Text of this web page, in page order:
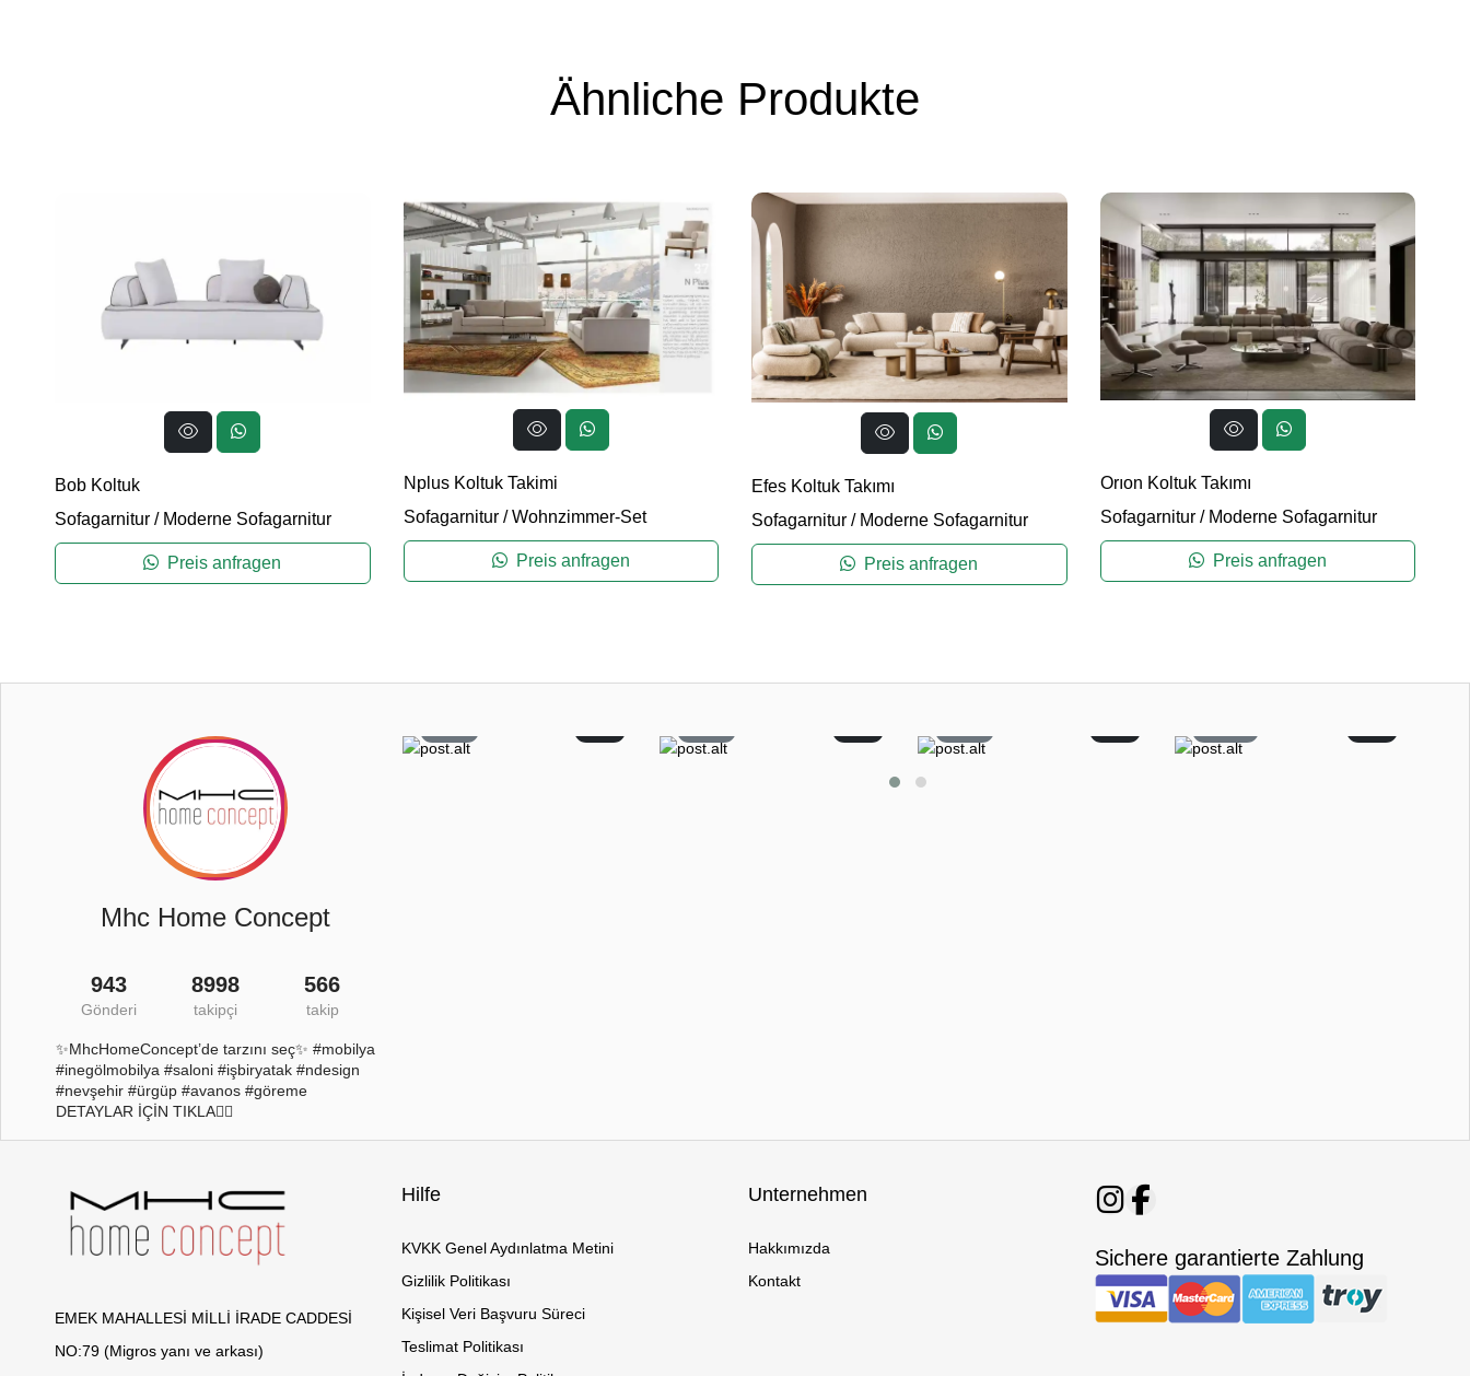
Ähnliche Produkte
Bob Koltuk
Sofagarnitur / Moderne Sofagarnitur
Preis anfragen
Nplus Koltuk Takimi
Sofagarnitur/Wohnzimmer-Set
Preis anfragen
Efes Koltuk Takımı
Sofagarnitur / Moderne Sofagarnitur
Preis anfragen
Orıon Koltuk Takımı
Sofagarnitur/ Moderne Sofagarnitur
Preis anfragen
Mhc Home Concept
943
Gönderi
8998
takipçi
566
takip
✨MhcHomeConcept’de tarzını seç✨ #mobilya
#inegölmobilya #saloni #işbiryatak #ndesign
#nevşehir #ürgüp #avanos #göreme
DETAYLAR İÇİN TIKLA👇🏻
EMEK MAHALLESİ MİLLİ İRADE CADDESİ
NO:79 (Migros yanı ve arkası)
Hilfe
KVKK Genel Aydınlatma Metini
Gizlilik Politikası
Kişisel Veri Başvuru Süreci
Teslimat Politikası
Unternehmen
Hakkımızda
Kontakt
Sichere garantierte Zahlung